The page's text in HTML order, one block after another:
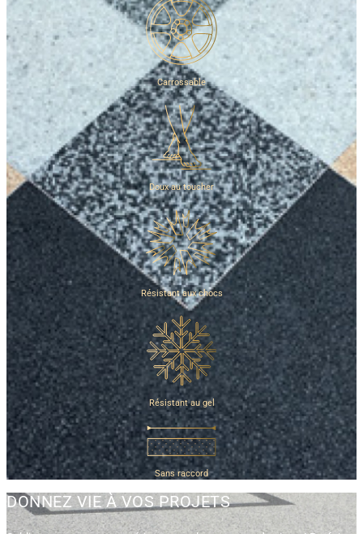
Carrossable
Doux au toucher
Résistant aux chocs
Résistant au gel
Sans raccord
DONNEZ VIE À VOS PROJETS